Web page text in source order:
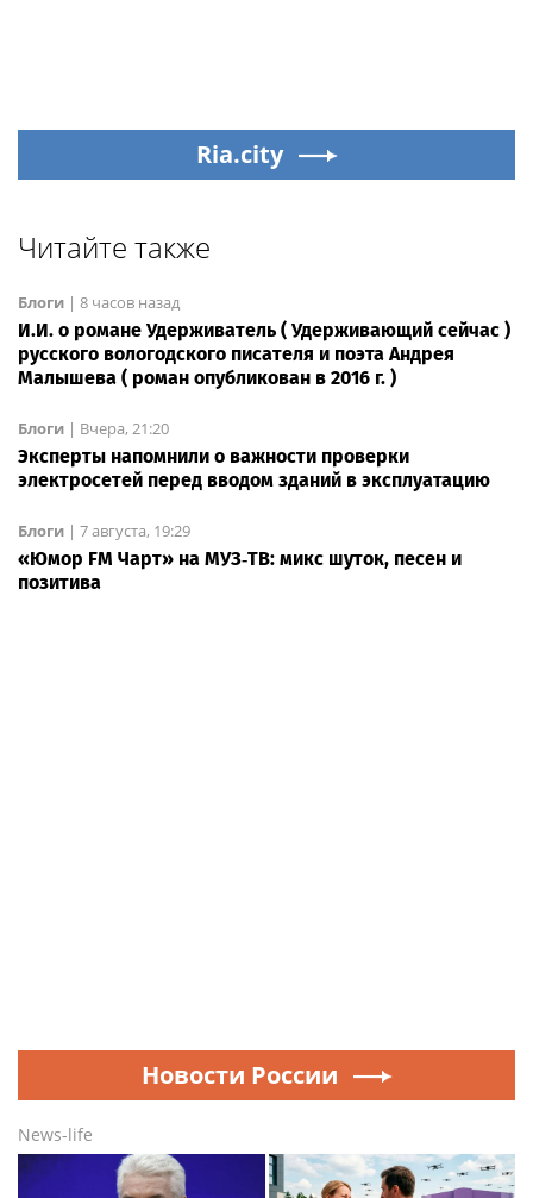
Ria.city
Читайте также
Блоги | 8 часов назад
И.И. о романе Удерживатель ( Удерживающий сейчас )
русского вологодского писателя и поэта Андрея
Малышева ( роман опубликован в 2016 г. )
Блоги | Вчера, 21:20
Эксперты напомнили о важности проверки
электросетей перед вводом зданий в эксплуатацию
Блоги | 7 августа, 19:29
«Юмор FM Чарт» на МУЗ‑ТВ: микс шуток, песен и
позитива
Новости России
News-life